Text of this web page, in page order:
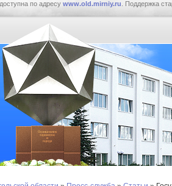
по адресу www.old.mirniy.ru . Поддержка